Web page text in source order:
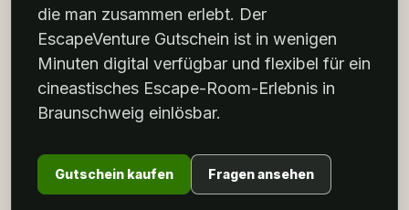
FAQ
die man zusammen erlebt. Der
EscapeVenture Gutschein ist in wenigen
Minuten digital verfügbar und flexibel für ein
cineastisches Escape-Room-Erlebnis in
Braunschweig einlösbar.
Gutschein kaufen Fragen ansehen